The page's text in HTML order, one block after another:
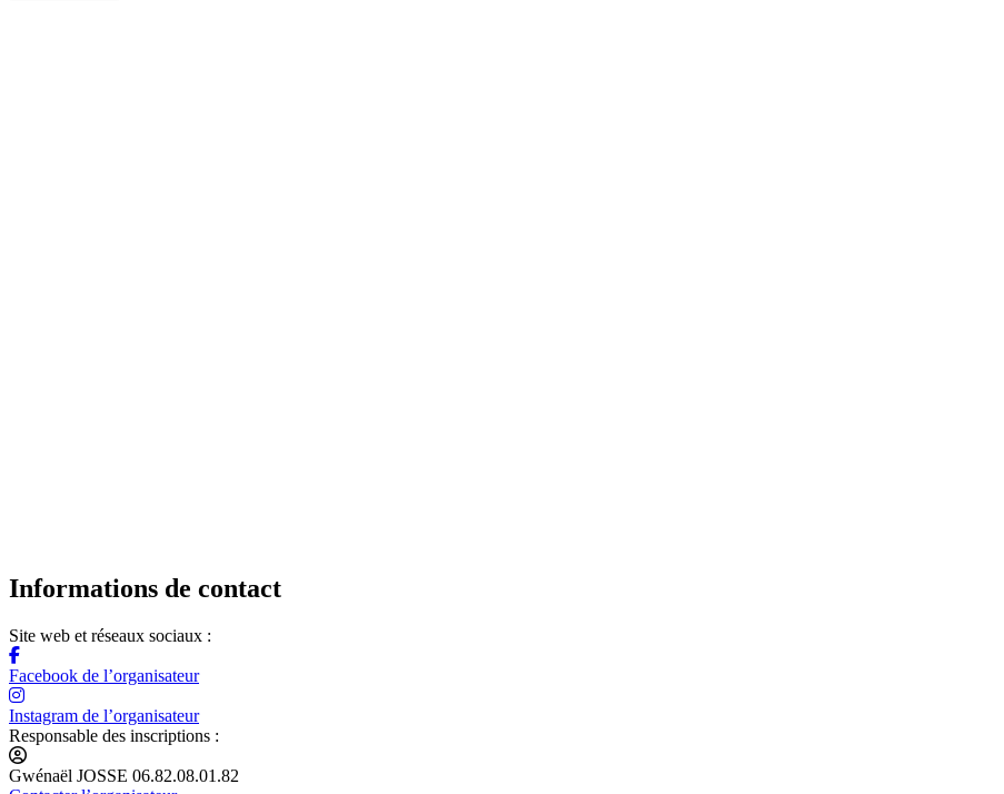
Informations de contact
Site web et réseaux sociaux :
Facebook de l’organisateur
Instagram de l’organisateur
Responsable des inscriptions :
Gwénaël JOSSE 06.82.08.01.82